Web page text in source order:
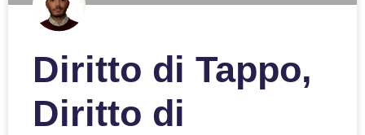
Diritto di Tappo,
Diritto di